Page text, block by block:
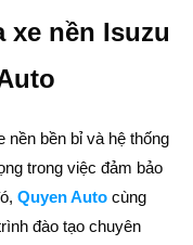
nền Isuzu
nền bền bỉ và hệ thống
trong việc đảm bảo
Quyen Auto cùng
đào tạo chuyên